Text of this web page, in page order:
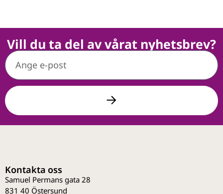
Vill du ta del av vårat nyhetsbrev?
Kontakta oss
Samuel Permans gata 28
831 40 Östersund